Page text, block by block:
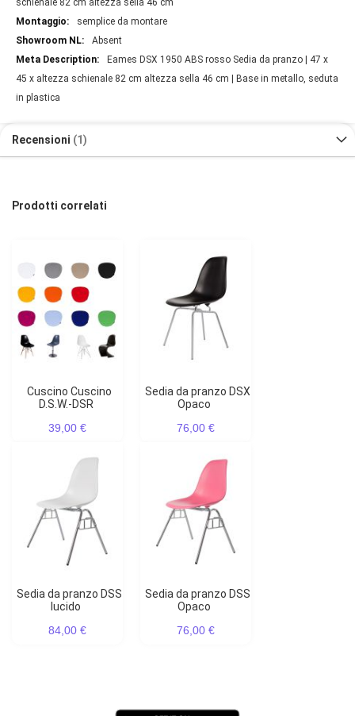
schienale 82 cm altezza sella 46 cm
semplice da montare
Absent
Eames DSX 1950 ABS rosso Sedia da pranzo | 47 x
45 x altezza schienale 82 cm altezza sella 46 cm | Base in metallo, seduta
in plastica
Recensioni 1
Prodotti correlati
Cuscino Cuscino
D.S.W.-DSR
39,00 €
Sedia da pranzo DSX
Opaco
76,00 €
Sedia da pranzo DSS
lucido
84,00 €
Sedia da pranzo DSS
Opaco
76,00 €